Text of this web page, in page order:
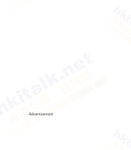
Advertisement